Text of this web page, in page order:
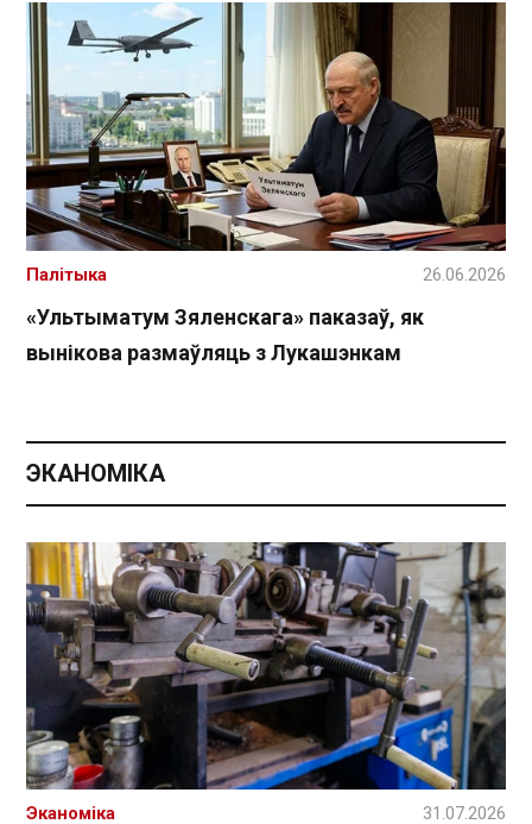
«Ультыматум Зяленскага» паказаў, як
вынікова размаўляць з Лукашэнкам
Палітыка 26.06.2026
ЭКАНОМІКА
Эканоміка 31.07.2026